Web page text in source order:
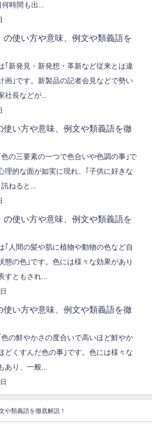
何時間も出...
の使い方や意味、例文や類義語を
｢新発見・新発想・革新など従来とは違
画｣です。新製品の記者会見などで勢い
社長などが...
使い方や意味、例文や類義語を徹
色の三要素の一つで色合いや色調の事｣で
理的な面が如実に現れ、｢子供に好きな
ねると...
の使い方や意味、例文や類義語を
｢人間の髪や肌に植物や動物の色など自
態の色｣です。色には様々な効果があり
すともされ...
使い方や意味、例文や類義語を徹
色の鮮やかさの度合いで高いほど鮮やか
どくすんだ色の事｣です。色には様々な
あり、一般...
や類義語を徹底解説！